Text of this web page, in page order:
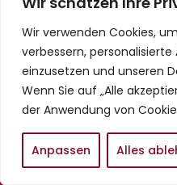
Wir verwenden Cookies,
verbessern,
einzusetzen und unseren
Wenn Sie auf „Alle
der Anwendung von
Anpassen Alles